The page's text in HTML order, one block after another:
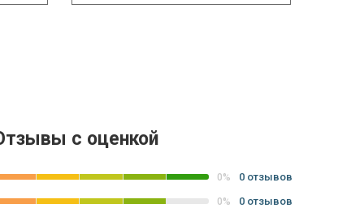
с оценкой
0% 0 отзывов
0% 0 отзывов